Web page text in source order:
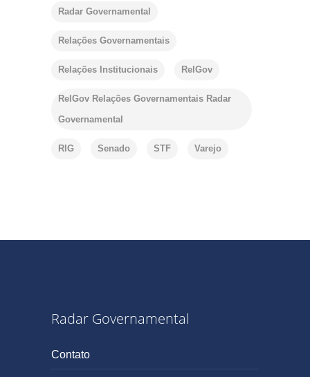
Radar Governamental
Relações Governamentais
Relações Institucionais RelGov
RelGov Relações Governamentais Radar
Governamental
RIG Senado STF Varejo
Radar Governamental
Contato